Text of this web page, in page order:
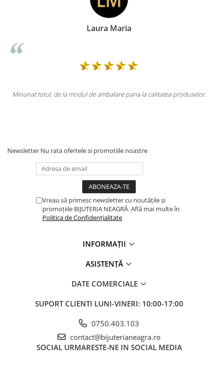
Laura Maria
Minunat totul, de la modul de ambalare pana la calitatea produselor.
Newsletter Nu rata ofertele si promotiile noastre
Vreau să primesc newsletter cu noutățile și
promoțiile BIJUTERIA NEAGRĂ. Află mai multe în
Politica de Confidențialitate
INFORMAȚII
ASISTENȚĂ
DATE COMERCIALE
SUPORT CLIENTI LUNI-VINERI: 10:00-17:00
0750.403.103
contact@bijuterianeagra.ro
SOCIAL URMARESTE-NE IN SOCIAL MEDIA